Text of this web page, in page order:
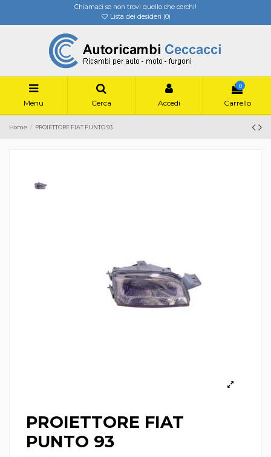
Chiamaci se non trovi quello che cerchi!
Lista dei desideri (0)
Menu Cerca Accedi
0
Carrello
Home PROIETTORE FIAT PUNTO 93
PROIETTORE FIAT
PUNTO 93